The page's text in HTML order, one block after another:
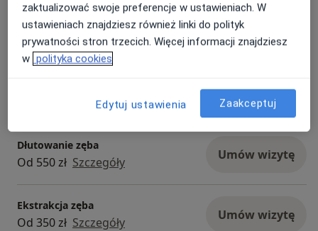
Konsultacja stomatologiczna
Od 200 zł Szczegóły Umów wizytę
Szczegóły
Umów wizytę
Dłutowanie zęba
Od 550 zł Szczegóły Umów wizytę
Ekstrakcja zęba
Od 350 zł Szczegóły Umów wizytę
zaktualizować swoje preferencje w ustawieniach. W
ustawieniach znajdziesz również linki do polityk
prywatności stron trzecich. Więcej informacji znajdziesz
w polityka cookies
Edytuj ustawienia Zaakceptuj